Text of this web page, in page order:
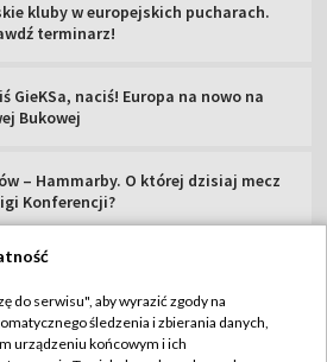
kluby w europejskich pucharach.
terminarz!
GieKSa, naciś! Europa na nowo na
Bukowej
– Hammarby. O której dzisiaj mecz
Konferencji?
TVP
do serwisu", aby wyrazić zgody na
śledzenia i zbierania danych,
urządzeniu końcowym i ich